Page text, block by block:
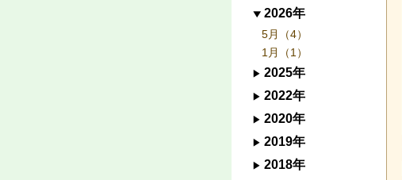
2026年
5月（4）
1月（1）
2025年
2022年
2020年
2019年
2018年